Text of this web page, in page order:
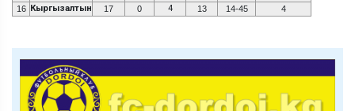
16 Кыргызалтын 17 0 4 13 14-45 4